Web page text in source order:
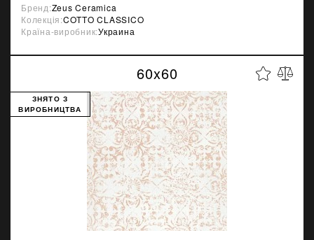
Бренд:Zeus Ceramica
Колекція:COTTO CLASSICO
Країна-виробник:Украина
60x60
ЗНЯТО З
ВИРОБНИЦТВА